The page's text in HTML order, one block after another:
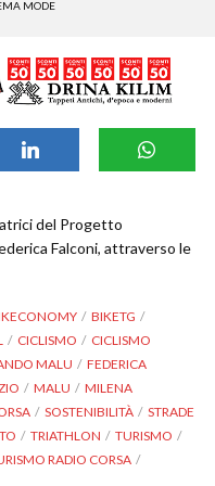
MODE
del Progetto
Falconi, attraverso le
BIKETG
CICLISMO
CICLISMO
MALU
FEDERICA
MALU
MILENA
SOSTENIBILITÀ
STRADE
TRIATHLON
TURISMO
RADIO CORSA